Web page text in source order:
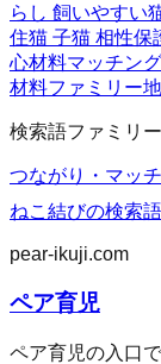
らし 飼いやすい
住猫 子猫 相性保
心材料マッチン
材料ファミリー
検索語ファミリー
つながり・マッ
ねこ結びの検索
pear-ikuji.com
ペア育児
ペア育児の入口